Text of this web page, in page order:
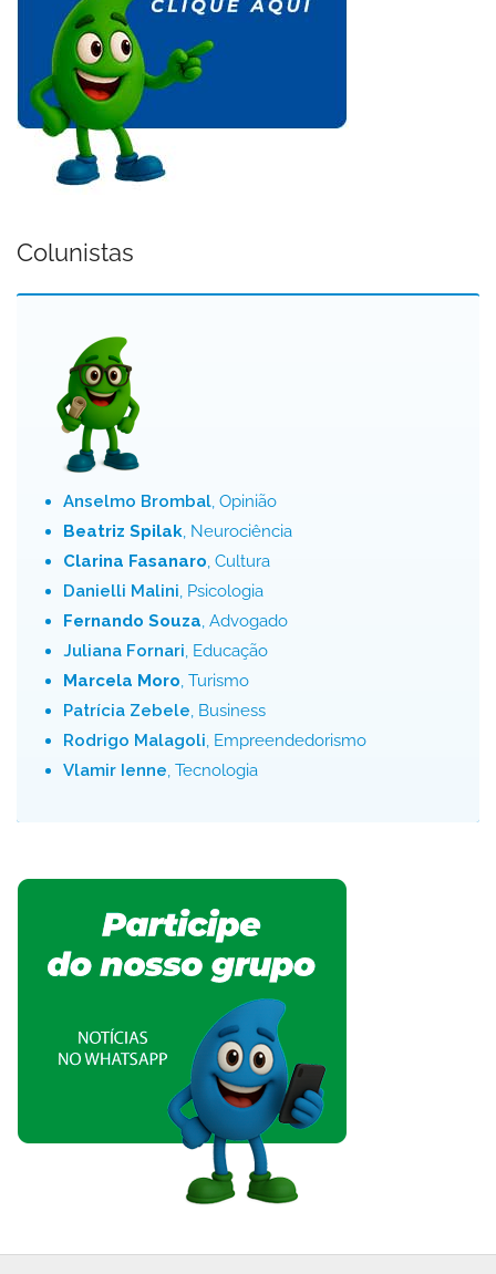
Colunistas
Anselmo Brombal, Opinião
Beatriz Spilak, Neurociência
Clarina Fasanaro, Cultura
Danielli Malini, Psicologia
Fernando Souza, Advogado
Juliana Fornari, Educação
Marcela Moro, Turismo
Patrícia Zebele, Business
Rodrigo Malagoli, Empreendedorismo
Vlamir Ienne, Tecnologia